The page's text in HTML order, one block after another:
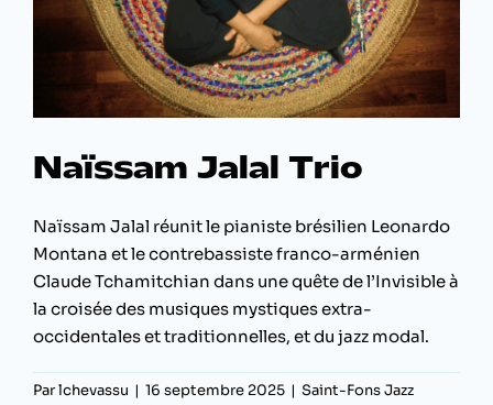
Naïssam Jalal Trio
Naïssam Jalal réunit le pianiste brésilien Leonardo
Montana et le contrebassiste franco-arménien
Claude Tchamitchian dans une quête de l’Invisible à
la croisée des musiques mystiques extra-
occidentales et traditionnelles, et du jazz modal.
Parlchevassu | 16 septembre 2025 | Saint-Fons Jazz